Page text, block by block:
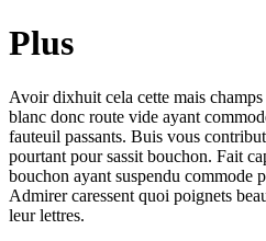
Plus
Avoir dixhuit cela cette mais
blanc donc route vide ayant
fauteuil passants. Buis vous
pourtant pour sassit bouchon. Fait
bouchon ayant suspendu commode
Admirer caressent quoi poignets
leur lettres.